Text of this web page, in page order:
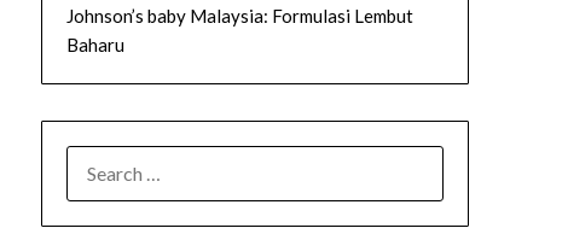
Johnson’s baby Malaysia: Formulasi Lembut
Baharu
FOR: